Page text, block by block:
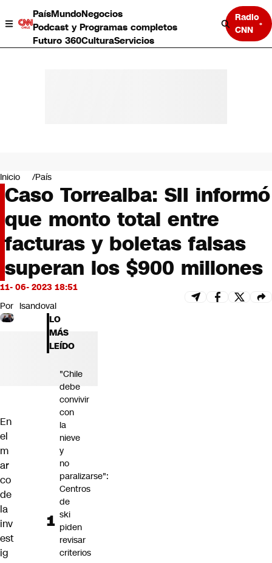
PaísMundoNegocios
Podcast y Programas completos
Futuro 360CulturaServicios
Radio
CNN
Negocios
Deportes
Programas completos
Cultura
Servicios
Bits
CNN tiempo
Futuro 360
Inicio País
Caso Torrealba: SII informó
que monto total entre
facturas y boletas falsas
superan los $900 millones
11- 06- 2023 18:51
Por lsandoval
En
el
m
ar
co
de
la
inv
est
ig
LO
MÁS
LEÍDO
"Chile
debe
convivir
con
la
nieve
y
no
paralizarse":
Centros
de
ski
piden
revisar
criterios